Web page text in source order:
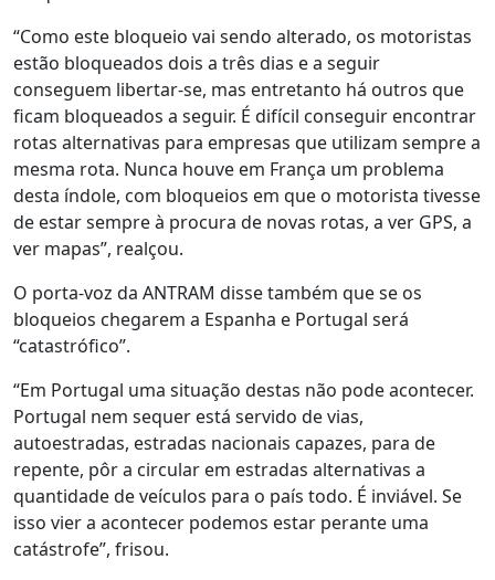
“Como este bloqueio vai sendo alterado, os motoristas
estão bloqueados dois a três dias e a seguir
conseguem libertar-se, mas entretanto há outros que
ficam bloqueados a seguir. É difícil conseguir encontrar
rotas alternativas para empresas que utilizam sempre a
mesma rota. Nunca houve em França um problema
desta índole, com bloqueios em que o motorista tivesse
de estar sempre à procura de novas rotas, a ver GPS, a
ver mapas”, realçou.
O porta-voz da ANTRAM disse também que se os
bloqueios chegarem a Espanha e Portugal será
“catastrófico”.
“Em Portugal uma situação destas não pode acontecer.
Portugal nem sequer está servido de vias,
autoestradas, estradas nacionais capazes, para de
repente, pôr a circular em estradas alternativas a
quantidade de veículos para o país todo. É inviável. Se
isso vier a acontecer podemos estar perante uma
catástrofe”, frisou.